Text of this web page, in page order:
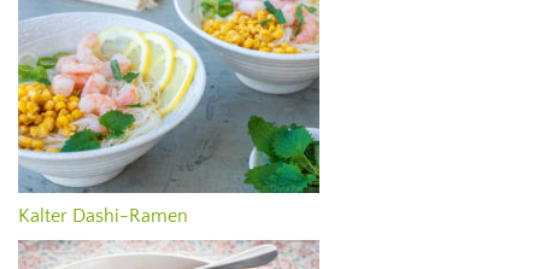
Kalter Dashi-Ramen